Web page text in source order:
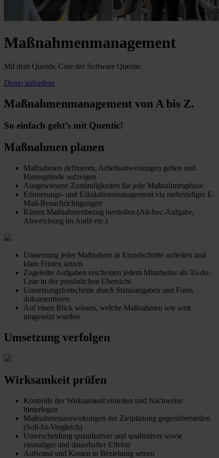
Maßnahmenmanagement
Mit dem Quentic Core der Software Quentic
Demo anfordern
Maßnahmenmanagement von A bis Z.
So einfach geht’s mit Quentic!
Maßnahmen planen
Maßnahmen definieren, Arbeitsanweisungen geben und
Hintergründe aufzeigen
Ausgewiesene Zuständigkeiten für jede Maßnahmenphase
Erinnerungs- und Eskalationsmanagement via mehrstufiger E-
Mail-Benachrichtigungen
Klaren Maßnahmenbezug herstellen (Ad-hoc-Aufgabe,
Abweichung im Audit etc.)
Umsetzung jeder Maßnahme in Einzelschritte aufteilen und
klare Fristen setzen
Zugeteilte Aufgaben erscheinen jedem Mitarbeiter als To-do-
Liste in der persönlichen Übersicht
Umsetzungsfortschritte durch Statusangaben und Fotos
dokumentieren
Auf einen Blick wissen, welche Maßnahmen wie weit
umgesetzt wurden
Umsetzung verfolgen
Wirksamkeit prüfen
Kontrolle der Wirksamkeit einleiten und Nachweise
hinterlegen
Maßnahmenauswirkungen der Zielplanung gegenüberstellen
(Soll-Ist-Vergleich)
Unterscheidung quantitativer und qualitativer sowie
einmaliger und dauerhafter Effekte
Aufwand und Kosten in Beziehung setzen